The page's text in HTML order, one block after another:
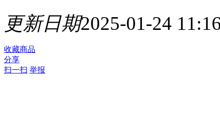
更新日期2025-01-24
收藏商品
分享
扫一扫 举报